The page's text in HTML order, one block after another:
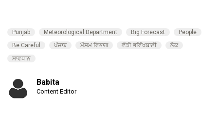
Punjab Meteorological Department Big Forecast
People
Be Careful
ਪੰਜਾਬ ਮੌਸਮ ਵਿਭਾਗ ਵੱਡੀ ਭਵਿੱਖਬਾਣੀ
ਲੋਕ
ਸਾਵਧਾਨ
Babita
Content Editor